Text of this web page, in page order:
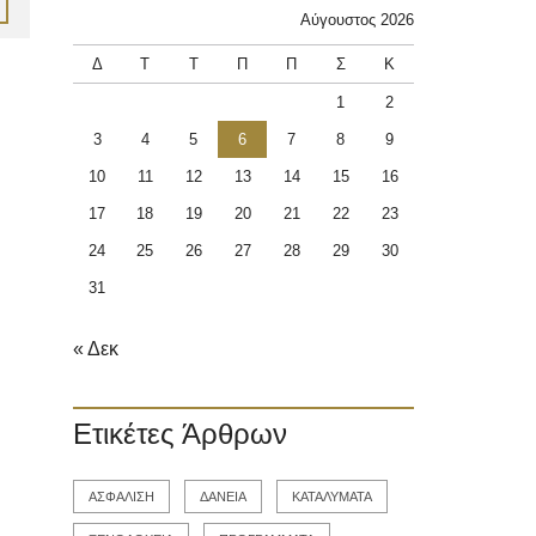
Αύγουστος 2026
Δ Τ Τ Π Π Σ Κ
1 2
3 4 5 6 7 8 9
10 11 12 13 14 15 16
17 18 19 20 21 22 23
24 25 26 27 28 29 30
31
« Δεκ
Ετικέτες Άρθρων
ΑΣΦΑΛΙΣΗ ΔΑΝΕΙΑ ΚΑΤΑΛΥΜΑΤΑ